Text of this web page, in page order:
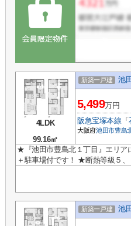
4LDK
99.16㎡
新築一戸建 池
5,499万円
阪急宝塚本線 「
大阪府池田市豊島
★『池田市豊島北１丁目』エリア
＋駐車場付です！ ★断熱等級５
新築一戸建 池